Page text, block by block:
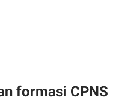
formasi CPNS